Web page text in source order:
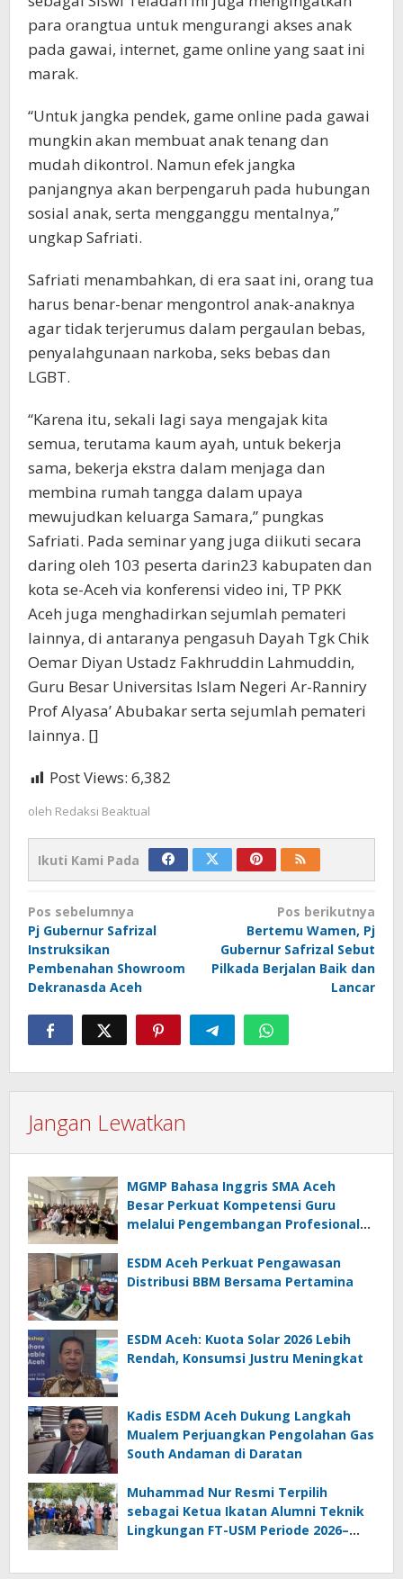
para orangtua untuk mengurangi akses anak
pada gawai, internet, game online yang saat ini
marak.
“Untuk jangka pendek, game online pada gawai
mungkin akan membuat anak tenang dan
mudah dikontrol. Namun efek jangka
panjangnya akan berpengaruh pada hubungan
sosial anak, serta mengganggu mentalnya,”
ungkap Safriati.
Safriati menambahkan, di era saat ini, orang tua
harus benar-benar mengontrol anak-anaknya
agar tidak terjerumus dalam pergaulan bebas,
penyalahgunaan narkoba, seks bebas dan
LGBT.
“Karena itu, sekali lagi saya mengajak kita
semua, terutama kaum ayah, untuk bekerja
sama, bekerja ekstra dalam menjaga dan
membina rumah tangga dalam upaya
mewujudkan keluarga Samara,” pungkas
Safriati. Pada seminar yang juga diikuti secara
daring oleh 103 peserta darin23 kabupaten dan
kota se-Aceh via konferensi video ini, TP PKK
Aceh juga menghadirkan sejumlah pemateri
lainnya, di antaranya pengasuh Dayah Tgk Chik
Oemar Diyan Ustadz Fakhruddin Lahmuddin,
Guru Besar Universitas Islam Negeri Ar-Ranniry
Prof Alyasa’ Abubakar serta sejumlah pemateri
lainnya. []
Post Views: 6,382
oleh Redaksi Beaktual
Ikuti Kami Pada
Navigasi
pos
Pos sebelumnya
Pj Gubernur Safrizal
Instruksikan
Pembenahan Showroom
Dekranasda Aceh
Pos berikutnya
Bertemu Wamen, Pj
Gubernur Safrizal Sebut
Pilkada Berjalan Baik dan
Lancar
Jangan Lewatkan
MGMP Bahasa Inggris SMA Aceh
Besar Perkuat Kompetensi Guru
melalui Pengembangan Profesional
ESDM Aceh Perkuat Pengawasan
Distribusi BBM Bersama Pertamina
ESDM Aceh: Kuota Solar 2026 Lebih
Rendah, Konsumsi Justru Meningkat
Kadis ESDM Aceh Dukung Langkah
Mualem Perjuangkan Pengolahan Gas
South Andaman di Daratan
Muhammad Nur Resmi Terpilih
sebagai Ketua Ikatan Alumni Teknik
Lingkungan FT-USM Periode 2026–